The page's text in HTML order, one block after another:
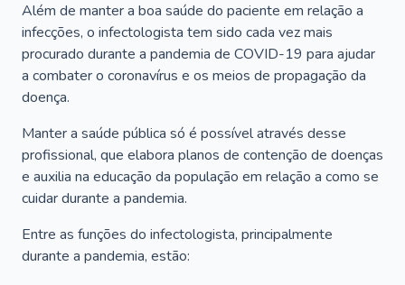
Além de manter a boa saúde do paciente em relação a
infecções, o infectologista tem sido cada vez mais
procurado durante a pandemia de COVID-19 para ajudar
a combater o coronavírus e os meios de propagação da
doença.
Manter a saúde pública só é possível através desse
profissional, que elabora planos de contenção de doenças
e auxilia na educação da população em relação a como se
cuidar durante a pandemia.
Entre as funções do infectologista, principalmente
durante a pandemia, estão: